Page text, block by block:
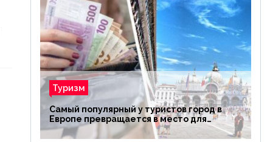
Туризм
Самый популярный у туристов город в
Европе превращается в место для
избранных